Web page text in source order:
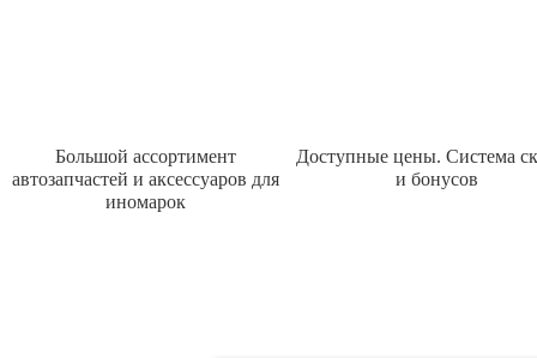
Большой ассортимент
автозапчастей и аксессуаров для
иномарок
Доступные цены. Система
и бонусов